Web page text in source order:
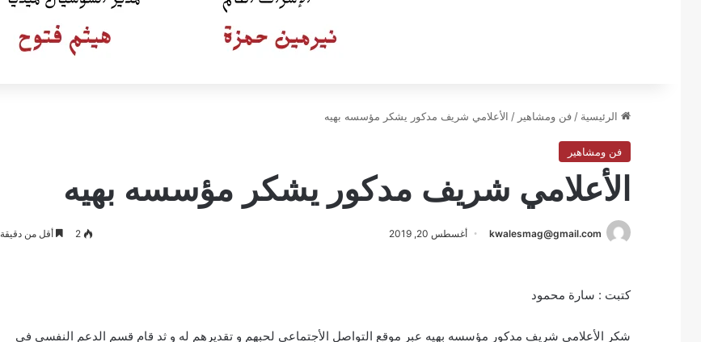
الرئيسية / فن ومشاهير / الأعلامي شريف مدكور يشكر مؤسسه بهيه
فن ومشاهير
الأعلامي شريف مدكور يشكر مؤسسه بهيه
kwalesmag@gmail.com أغسطس 20, 2019 2 أقل من دقيقة
كتبت : سارة محمود
شكر الأعلامي شريف مدكور مؤسسه بهيه عبر موقع التواصل الأجتماعي لحبهم و تقديرهم له و ثد قام قسم الدعم النفسي في